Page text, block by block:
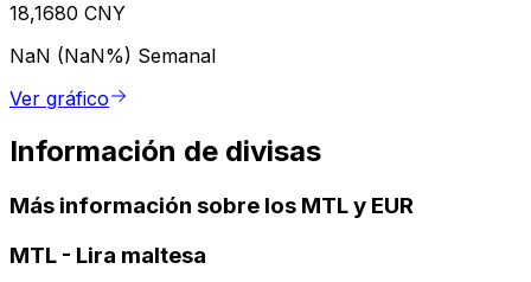
18,1680 CNY
NaN (NaN%) Semanal
Ver gráfico
Información de divisas
Más información sobre los MTL y EUR
MTL - Lira maltesa